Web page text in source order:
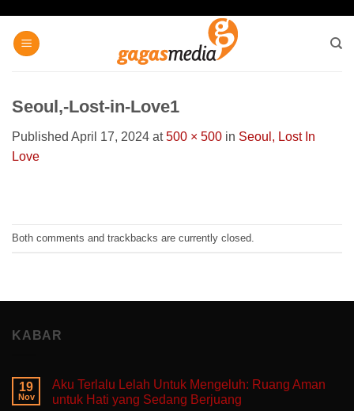
content
Seoul,-Lost-in-Love1
Published April 17, 2024 at500 × 500 in Seoul, Lost In
Love
Both comments and trackbacks are currently closed.
KABAR
19
Nov
Aku Terlalu Lelah Untuk Mengeluh: Ruang Aman
untuk Hati yang Sedang Berjuang